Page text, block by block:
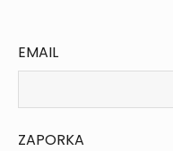
EMAIL
ZAPORKA